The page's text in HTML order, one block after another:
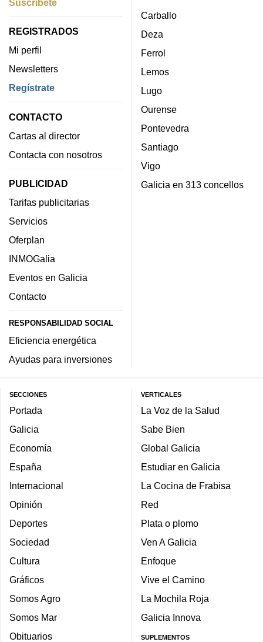
Suscríbete
REGISTRADOS
Mi perfil
Newsletters
Regístrate
CONTACTO
Cartas al director
Contacta con nosotros
PUBLICIDAD
Tarifas publicitarias
Servicios
Oferplan
INMOGalia
Eventos en Galicia
Contacto
RESPONSABILIDAD SOCIAL
Eficiencia energética
Ayudas para inversiones
Carballo
Deza
Ferrol
Lemos
Lugo
Ourense
Pontevedra
Santiago
Vigo
Galicia en 313 concellos
SECCIONES
Portada
Galicia
Economía
España
Internacional
Opinión
Deportes
Sociedad
Cultura
Gráficos
Somos Agro
Somos Mar
Obituarios
VERTICALES
La Voz de la Salud
Sabe Bien
Global Galicia
Estudiar en Galicia
La Cocina de Frabisa
Red
Plata o plomo
Ven A Galicia
Enfoque
Vive el Camino
La Mochila Roja
Galicia Innova
SUPLEMENTOS